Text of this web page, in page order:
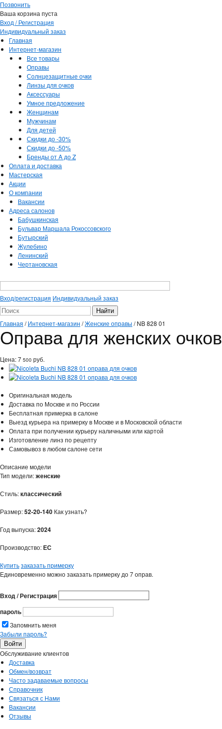
Позвонить
Ваша корзина пуста
Вход / Регистрация
Индивидуальный заказ
Главная
Интернет-магазин
Все товары
Оправы
Солнцезащитные очки
Линзы для очков
Аксессуары
Умное предложение
Женщинам
Мужчинам
Для детей
Скидки до -30%
Скидки до -50%
Бренды от A до Z
Оплата и доставка
Мастерская
Акции
О компании
Вакансии
Адреса салонов
Бабушкинская
Бульвар Маршала Рокоссовского
Бутырский
Жулебино
Ленинский
Чертановская
Вход/регистрация Индивидуальный заказ
Главная /Интернет-магазин /Женские оправы /NB 828 01
Оправа для женских
Цена:7 500 руб.
Оригинальная модель
Доставка по Москве и по России
Бесплатная примерка в салоне
Выезд курьера на примерку в Москве и в Московской области
Оплата при получении курьеру наличными или картой
Изготовление линз по рецепту
Самовывоз в любом салоне сети
Описание модели
Тип модели:женские
Стиль:классический
Размер:52-20-140 Как узнать?
Год выпуска:2024
Производство:ЕС
Купитьзаказать примерку
Единовременно можно заказать примерку до 7 оправ.
Вход / Регистрация
пароль
Запомнить меня
Забыли пароль?
Обслуживание клиентов
Доставка
Обмен/возврат
Часто задаваемые вопросы
Справочник
Связаться с Нами
Вакансии
Отзывы